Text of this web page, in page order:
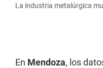
La industria metalúrgica
En Mendoza, los